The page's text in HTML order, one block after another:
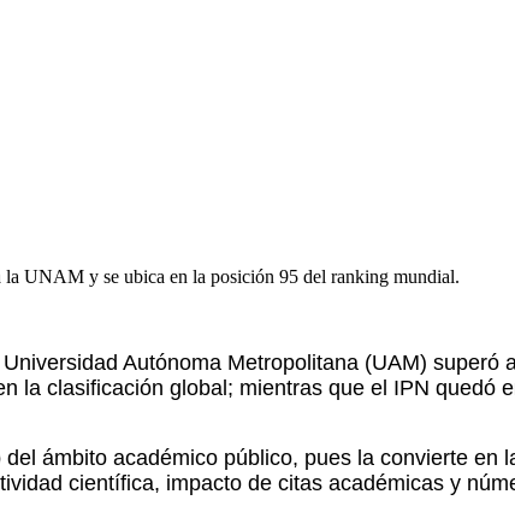
la UNAM y se ubica en la posición 95 del ranking mundial.
Autónoma Metropolitana (UAM)
la clasificación global; mientras que el IPN quedó
ámbito académico público, pues la convierte
científica, impacto de citas académicas y